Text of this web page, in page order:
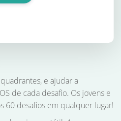
e ajudar a
de cada desafio. Os jovens e
60 desafios em qualquer lugar!